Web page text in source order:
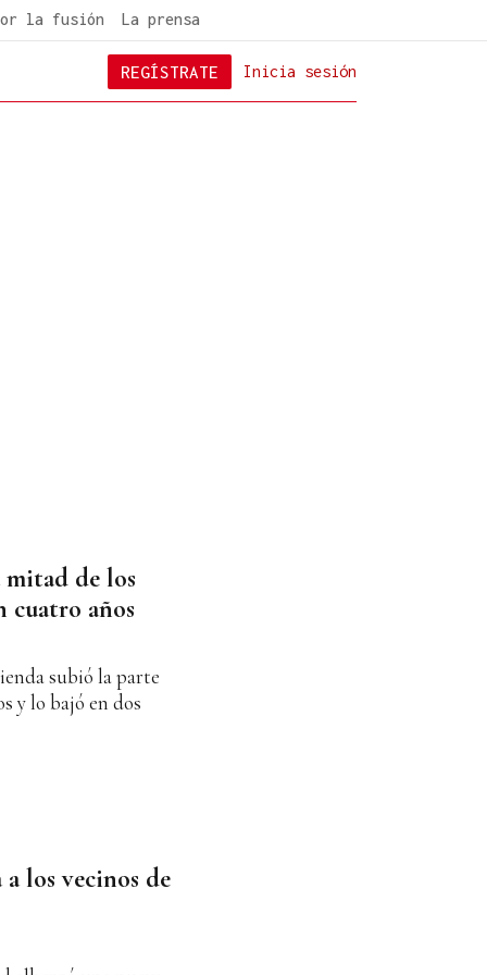
la fusión La prensa
Inicia sesión
REGÍSTRATE
mitad de los
cuatro años
subió la parte
y lo bajó en dos
los vecinos de